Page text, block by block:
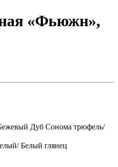
«Фьюжн»,
Дуб Сонома трюфель/
Белый глянец